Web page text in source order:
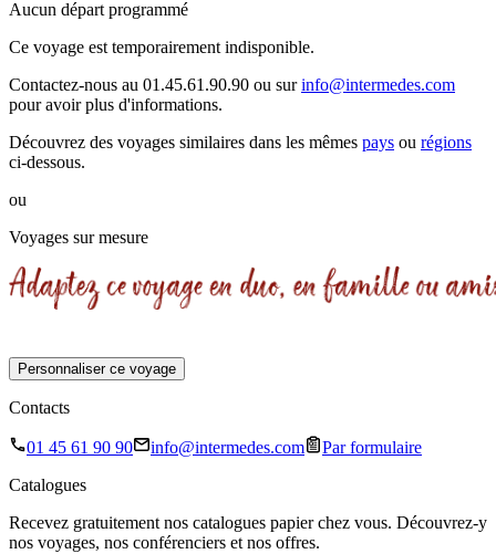
Aucun départ programmé
Ce voyage est temporairement indisponible.
Contactez-nous au 01.45.61.90.90 ou surinfo@intermedes.com
pour avoir plus d'informations.
Découvrez des voyages similaires dans les mêmes pays ou régions
ci-dessous.
ou
Voyages sur mesure
Personnaliser ce voyage
Contacts
01 45 61 90 90 info@intermedes.com
Par formulaire
Catalogues
Recevez gratuitement nos catalogues papier chez vous. Découvrez-y
nos voyages, nos conférenciers et nos offres.